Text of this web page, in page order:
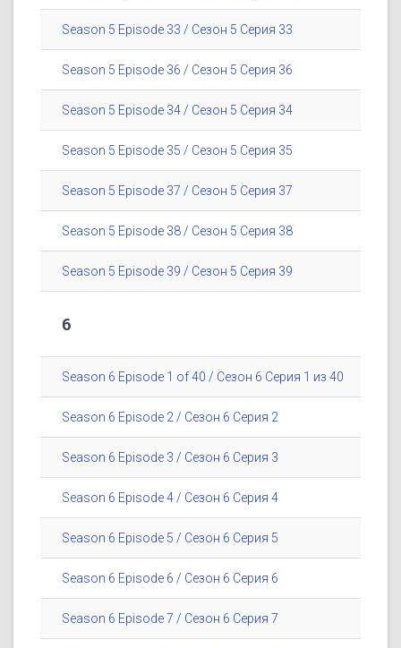
Season 5 Episode 33 / Сезон 5 Серия 33
Season 5 Episode 36 / Сезон 5 Серия 36
Season 5 Episode 34 / Сезон 5 Серия 34
Season 5 Episode 35 / Сезон 5 Серия 35
Season 5 Episode 37 / Сезон 5 Серия 37
Season 5 Episode 38 / Сезон 5 Серия 38
Season 5 Episode 39 / Сезон 5 Серия 39
6
Season 6 Episode 1 of 40 / Сезон 6 Серия 1 из 40
Season 6 Episode 2 / Сезон 6 Серия 2
Season 6 Episode 3 / Сезон 6 Серия 3
Season 6 Episode 4 / Сезон 6 Серия 4
Season 6 Episode 5 / Сезон 6 Серия 5
Season 6 Episode 6 / Сезон 6 Серия 6
Season 6 Episode 7 / Сезон 6 Серия 7